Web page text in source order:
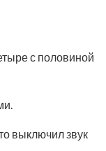
с половиной
выключил звук